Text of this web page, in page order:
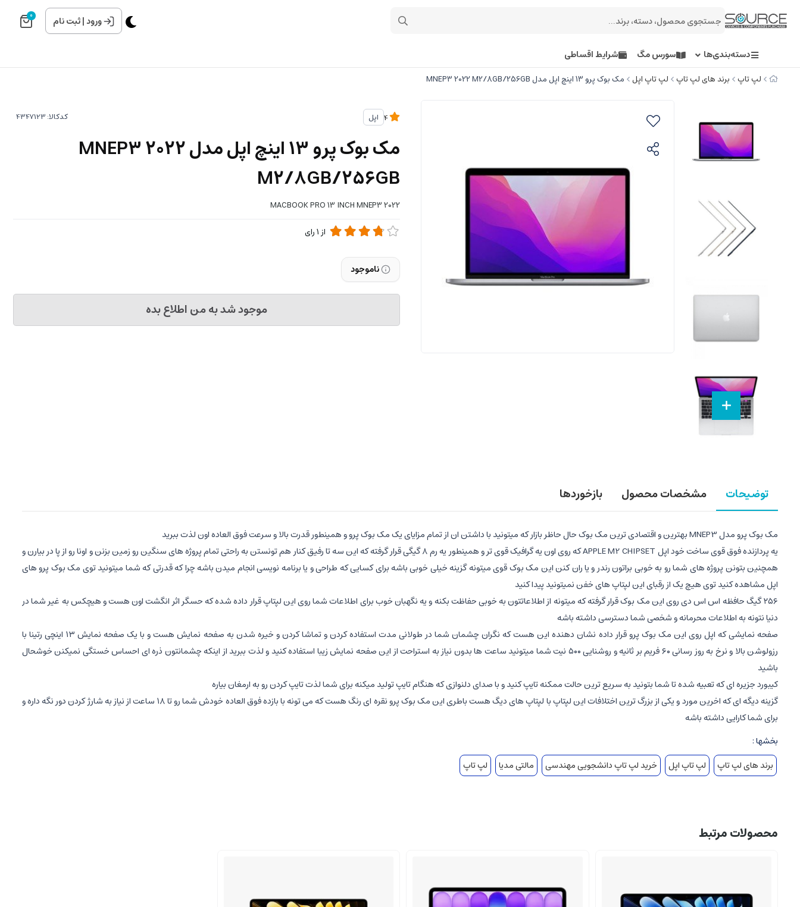
ورود|ثبت نام 0
دسته‌بندی‌ها سورس مگ شرایط اقساطی
لپ تاپ برند های لپ تاپ لپ تاپ اپل مک بوک پرو 13 اینچ اپل مدل MNEP3 2022 M2/8GB/256GB
اپل کدکالا:
مک بوک پرو 13 اینچ اپل مدل MNEP3 2022
M2/8GB/256GB
MACBOOK PRO 13 INCH MNEP3 2022
از1رای
ناموجود
موجود شد به من اطلاع بده
توضیحات مشخصات محصول بازخوردها
مک بوک پرو مدل MNEP3 بهترین و اقتصادی ترین مک بوک حال حاظر بازار که میتونید با داشتن ان از تمام مزایای یک مک بوک پرو و همینطور قدرت بالا و سرعت فوق العاده اون لذت ببرید
یه پردازنده فوق قوی ساخت خود اپل APPLE M2 CHIPSET که روی اون یه گرافیک قوی تر و همینطور یه رم ۸ گیگی قرار گرفته که این سه تا رفیق کنار هم تونستن به راحتی تمام پروژه های سنگین رو زمین بزنن و اونا رو از پا در بیارن و
همچنین بتونن پروژه های شما رو به خوبی براتون رندر و یا ران کنن این مک بوک قوی میتونه گزینه خیلی خوبی باشه برای کسایی که طراحی و یا برنامه نویسی انجام میدن باشه چرا که قدرتی که شما میتونید توی مک بوک پرو های
اپل مشاهده کنید توی هیچ یک از رقبای این لپتاپ های خفن نمیتونید پیدا کنید
۲۵۶ گیگ حافظه اس اس دی روی این مک بوک قرار گرفته که میتونه از اطلاعاتتون به خوبی حفاظت بکنه و یه نگهبان خوب برای اطلاعات شما روی این لپتاپ قرار داده شده که حسگر اثر انگشت اون هست و هیچکس به غیر شما در
دنیا نتونه به اطلاعات محرمانه و شخصی شما دسترسی داشته باشه
صفحه نمایشی که اپل روی این مک بوک پرو قرار داده نشان دهنده این هست که نگران چشمان شما در طولانی مدت استفاده کردن و تماشا کردن و خیره شدن به صفحه نمایش هست و با یک صفحه نمایش ۱۳ اینچی رتینا با
رزولوشن بالا و نرخ به روز رسانی ۶۰ فریم بر ثانیه و روشنایی ۵۰۰ نیت شما میتونید ساعت ها بدون نیاز به استراحت از این صفحه نمایش زیبا استفاده کنید و لذت ببرید از اینکه چشمانتون ذره ای احساس خستگی نمیکنن خوشحال
باشید
کیبورد جزیره ای که تعبیه شده تا شما بتونید به سریع ترین حالت ممکنه تایپ کنید و با صدای دلنوازی که هنگام تایپ تولید میکنه برای شما لذت تایپ کردن رو به ارمغان بیاره
گزینه دیگه ای که اخرین مورد و یکی از بزرگ ترین اختلافات این لپتاپ با لپتاپ های دیگ هست باطری این مک بوک پرو نقره ای رنگ هست که می تونه با بازده فوق العاده خودش شما رو تا ۱۸ ساعت از نیاز به شارژ کردن دور نگه داره و
برای شما کارایی داشته باشه
بخشها :
برند های لپ تاپ
لپ تاپ اپل خرید لپ تاپ دانشجویی مهندسی مالتی مدیا لپ تاپ
محصولات مرتبط